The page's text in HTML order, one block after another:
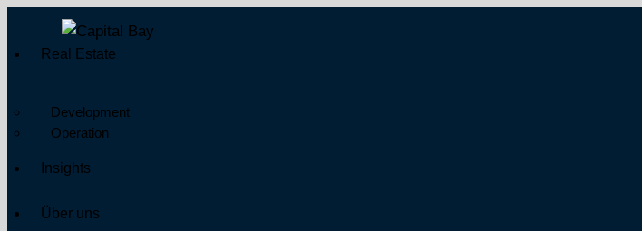
Real Estate
Development
Operation
Insights
Über uns